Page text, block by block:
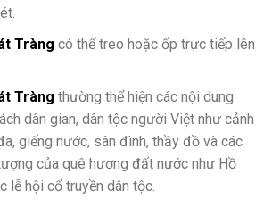
Tràng có thể treo hoặc ốp trực tiếp lên
Tràng thường thể hiện các nội dung
dân gian, dân tộc người Việt như cảnh
giếng nước, sân đình, thầy đồ và các
của quê hương đất nước như Hồ
lễ hội cổ truyền dân tộc.